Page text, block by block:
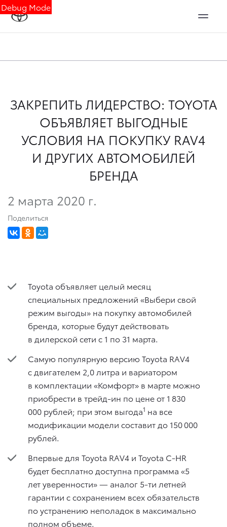
Debug Mode
ЗАКРЕПИТЬ ЛИДЕРСТВО: TOYOTA
ОБЪЯВЛЯЕТ ВЫГОДНЫЕ
УСЛОВИЯ НА ПОКУПКУ RAV4
И ДРУГИХ АВТОМОБИЛЕЙ
БРЕНДА
2 марта 2020 г.
Поделиться
Toyota объявляет целый месяц
специальных предложений «Выбери свой
режим выгоды» на покупку автомобилей
бренда, которые будут действовать
в дилерской сети с 1 по 31 марта.
Самую популярную версию Toyota RAV4
с двигателем 2,0 литра и вариатором
в комплектации «Комфорт» в марте можно
приобрести в трейд-ин по цене от 1 830
000 рублей; при этом выгода1 на все
модификации модели составит до 150 000
рублей.
Впервые для Toyota RAV4 и Toyota C-HR
будет бесплатно доступна программа «5
лет уверенности» — аналог 5-ти летней
гарантии с сохранением всех обязательств
по устранению неполадок в максимально
полном объеме.